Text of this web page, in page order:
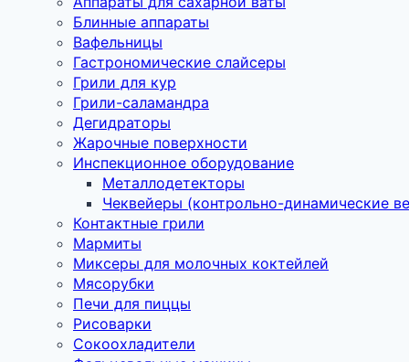
Блинные аппараты
Вафельницы
Гастрономические слайсеры
Грили для кур
Грили-саламандра
Дегидраторы
Жарочные поверхности
Инспекционное оборудование
Металлодетекторы
Чеквейеры (контрольно-динамические
Контактные грили
Мармиты
Миксеры для молочных коктейлей
Мясорубки
Печи для пиццы
Рисоварки
Сокоохладители